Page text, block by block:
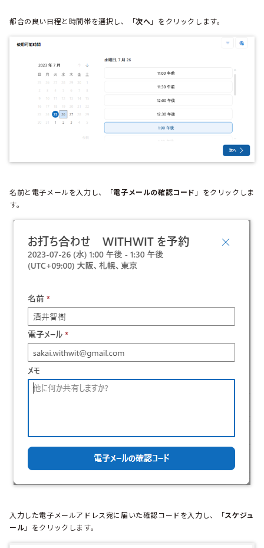
都合の良い日程と時間帯を選択し、「次へ」をクリックします。
名前と電子メールを入力し、「電子メールの確認コード 」をクリックしま
す。
入力した電子メールアドレス宛に届いた確認コードを入力し、「スケジュ
ール」をクリックします。